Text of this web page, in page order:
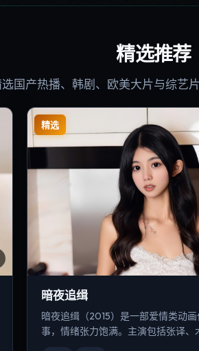
精选推荐
国产热播、韩剧、欧美大片与综艺
精选
暗夜追缉
暗夜追缉（2015）是一部爱情类动
事，情绪张力饱满。主演包括张译、